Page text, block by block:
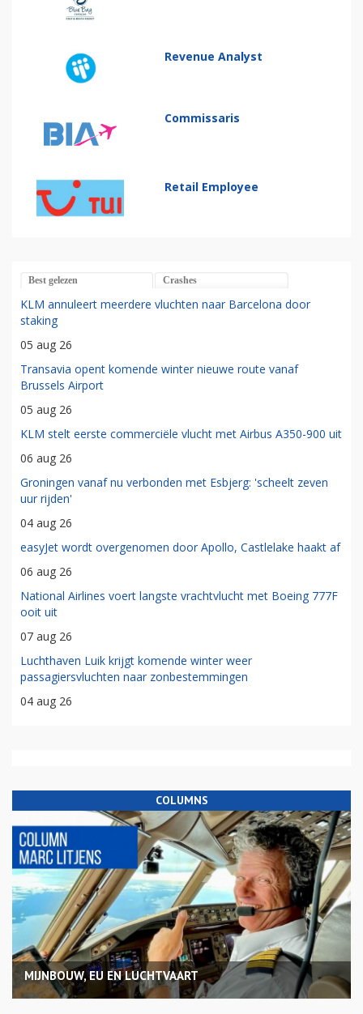
Revenue Analyst
Commissaris
Retail Employee
Best gelezen Crashes
KLM annuleert meerdere vluchten naar Barcelona door
staking
05 aug 26
Transavia opent komende winter nieuwe route vanaf
Brussels Airport
05 aug 26
KLM stelt eerste commerciële vlucht met Airbus A350-900 uit
06 aug 26
Groningen vanaf nu verbonden met Esbjerg: 'scheelt zeven
uur rijden'
04 aug 26
easyJet wordt overgenomen door Apollo, Castlelake haakt af
06 aug 26
National Airlines voert langste vrachtvlucht met Boeing 777F
ooit uit
07 aug 26
Luchthaven Luik krijgt komende winter weer
passagiersvluchten naar zonbestemmingen
04 aug 26
COLUMNS
MIJNBOUW, EU EN LUCHTVAART